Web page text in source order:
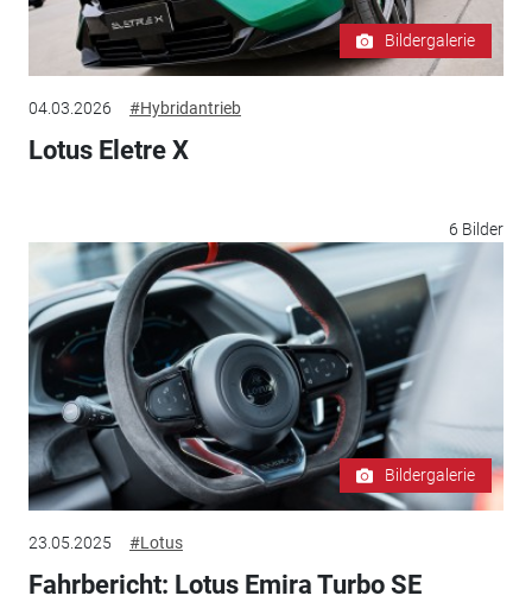
Bildergalerie
04.03.2026 #Hybridantrieb
Lotus Eletre X
6 Bilder
Bildergalerie
23.05.2025 #Lotus
Fahrbericht: Lotus Emira Turbo SE